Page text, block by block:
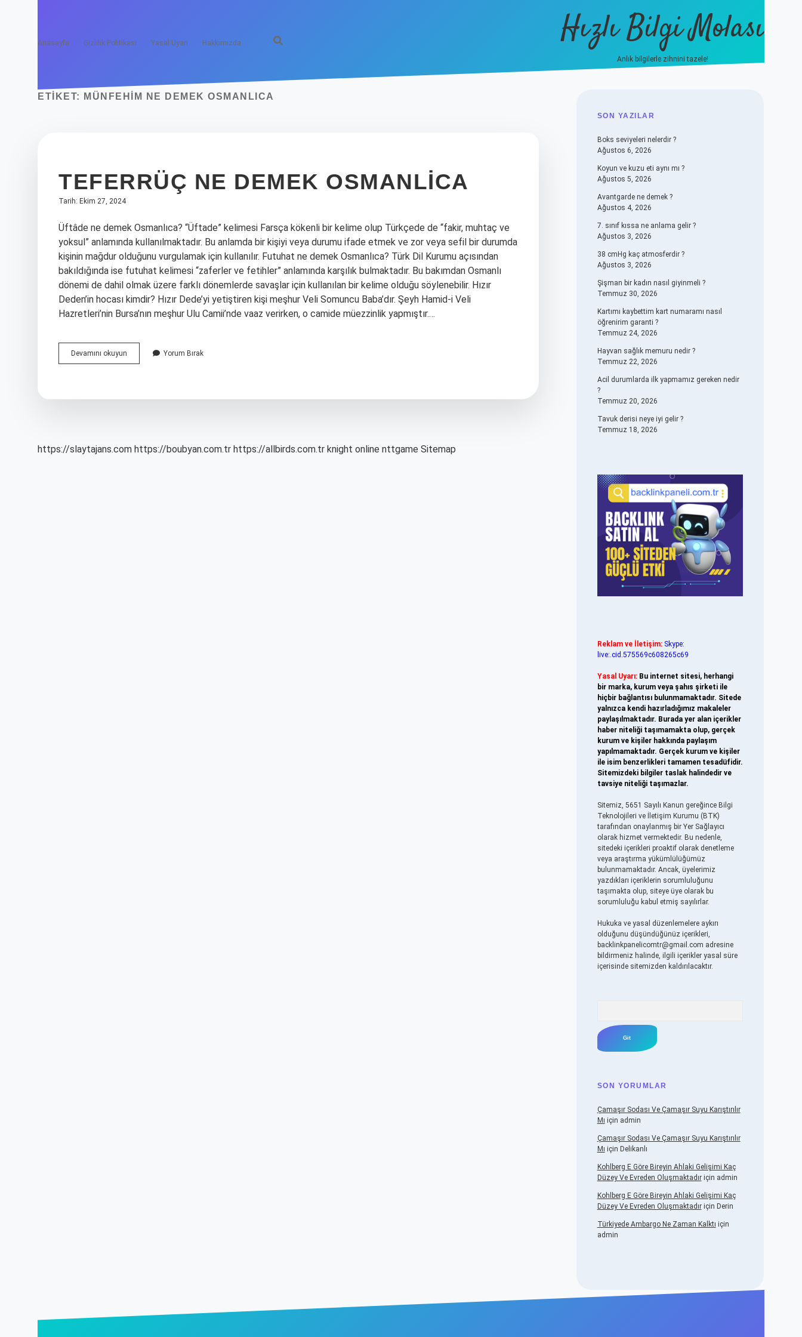
Anasayfa Gizlilik Politikası Yasal Uyarı Hakkımızda Hızlı Bilgi Molası
Anlık bilgilerle zihnini tazele!
ETIKET: MÜNFEHIM NE DEMEK OSMANLICA
TEFERRÜÇ NE DEMEK OSMANLICA
Tarih: Ekim 27, 2024
Üftâde ne demek Osmanlıca? “Üftade” kelimesi Farsça kökenli bir kelime olup Türkçede de “fakir, muhtaç ve
yoksul” anlamında kullanılmaktadır. Bu anlamda bir kişiyi veya durumu ifade etmek ve zor veya sefil bir durumda
kişinin mağdur olduğunu vurgulamak için kullanılır. Futuhat ne demek Osmanlıca? Türk Dil Kurumu açısından
bakıldığında ise futuhat kelimesi “zaferler ve fetihler” anlamında karşılık bulmaktadır. Bu bakımdan Osmanlı
dönemi de dahil olmak üzere farklı dönemlerde savaşlar için kullanılan bir kelime olduğu söylenebilir. Hızır
Deden’in hocası kimdir? Hızır Dede’yi yetiştiren kişi meşhur Veli Somuncu Baba’dır. Şeyh Hamid-i Veli
Hazretleri’nin Bursa’nın meşhur Ulu Camii’nde vaaz verirken, o camide müezzinlik yapmıştır.…
Devamını okuyun Teferrüç
Ne
Yorum Bırak
https://slaytajans.com https://boubyan.com.tr https://allbirds.com.tr knight online nttgame Sitemap
SIDEBAR
SON YAZILAR
Boks seviyeleri nelerdir ?
Ağustos 6, 2026
Koyun ve kuzu eti aynı mı ?
Ağustos 5, 2026
Avantgarde ne demek ?
Ağustos 4, 2026
7. sınıf kıssa ne anlama gelir ?
Ağustos 3, 2026
38 cmHg kaç atmosferdir ?
Ağustos 3, 2026
Şişman bir kadın nasıl giyinmeli ?
Temmuz 30, 2026
Kartımı kaybettim kart numaramı nasıl
öğrenirim garanti ?
Temmuz 24, 2026
Hayvan sağlık memuru nedir ?
Temmuz 22, 2026
Acil durumlarda ilk yapmamız gereken nedir
?
Temmuz 20, 2026
Tavuk derisi neye iyi gelir ?
Temmuz 18, 2026
Reklam ve İletişim: Skype:
live:.cid.575569c608265c69
Yasal Uyarı: Bu internet sitesi, herhangi
bir marka, kurum veya şahıs şirketi ile
hiçbir bağlantısı bulunmamaktadır. Sitede
yalnızca kendi hazırladığımız makaleler
paylaşılmaktadır. Burada yer alan içerikler
haber niteliği taşımamakta olup, gerçek
kurum ve kişiler hakkında paylaşım
yapılmamaktadır. Gerçek kurum ve kişiler
ile isim benzerlikleri tamamen tesadüfidir.
Sitemizdeki bilgiler taslak halindedir ve
tavsiye niteliği taşımazlar.
Sitemiz, 5651 Sayılı Kanun gereğince Bilgi
Teknolojileri ve İletişim Kurumu (BTK)
tarafından onaylanmış bir Yer Sağlayıcı
olarak hizmet vermektedir. Bu nedenle,
sitedeki içerikleri proaktif olarak denetleme
veya araştırma yükümlülüğümüz
bulunmamaktadır. Ancak, üyelerimiz
yazdıkları içeriklerin sorumluluğunu
taşımakta olup, siteye üye olarak bu
sorumluluğu kabul etmiş sayılırlar.
Hukuka ve yasal düzenlemelere aykırı
olduğunu düşündüğünüz içerikleri,
backlinkpanelicomtr@gmail.com adresine
bildirmeniz halinde, ilgili içerikler yasal süre
içerisinde sitemizden kaldırılacaktır.
SON YORUMLAR
Çamaşır Sodası Ve Çamaşır Suyu Karıştırılır
Mı için admin
Çamaşır Sodası Ve Çamaşır Suyu Karıştırılır
Mı için Delikanlı
Kohlberg E Göre Bireyin Ahlaki Gelişimi Kaç
Düzey Ve Evreden Oluşmaktadıriçin admin
Kohlberg E Göre Bireyin Ahlaki Gelişimi Kaç
Düzey Ve Evreden Oluşmaktadıriçin Derin
Türkiyede Ambargo Ne Zaman Kalktı için
admin